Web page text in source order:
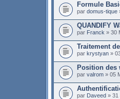
Formule
par domus-tique
QUANDIFY
par Franck » 30
Traitement
par krystyan »
Position des
par valrom » 05
par Daveed » 31